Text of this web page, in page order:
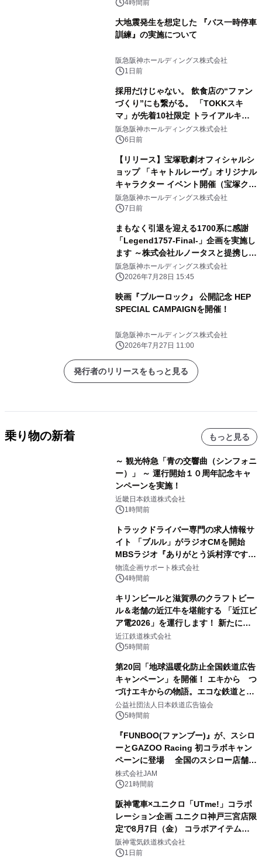
4時間前
大地震発生を想定した 『バス一時停車
訓練』の実施について
阪急阪神ホールディングス株式会社
1日前
採用だけじゃない。 飲食店の“ファン
づくり”にも繋がる。 「TOKKスキ
マ」が先着10社限定 トライアルキャ
ンペーンを開始
阪急阪神ホールディングス株式会社
6日前
【リリース】宝塚歌劇オフィシャルシ
ョップ 「キャトルレーヴ」オリジナル
キャラクター イベント開催（宝塚クリ
エイティブアーツ）
阪急阪神ホールディングス株式会社
7日前
まもなく引退を迎える1700系に感謝
「Legend1757-Final-」企画を実施し
ます ～株式会社ルノータスと提携し
「Legend1757記念腕時計」を発売し
ます～
阪急阪神ホールディングス株式会社
2026年7月28日 15:45
映画『ブルーロック』 公開記念 HEP
SPECIAL CAMPAIGNを開催！
阪急阪神ホールディングス株式会社
2026年7月27日 11:00
発行者のリリースをもっと見る
乗り物の新着 もっと見る
～ 観光特急「青の交響曲（シンフォニ
ー）」 ～ 運行開始１０周年記念キャ
ンペーンを実施！
近畿日本鉄道株式会社
1時間前
トラックドライバー専門の求人情報サ
イト 「ブルル」がラジオCMを開始
MBSラジオ『ありがとう浜村淳です』
にて8月1日(土)より
物流企画サポート株式会社
4時間前
キリンビールと滋賀県のクラフトビー
ル＆老舗の近江牛を堪能する 「近江ビ
ア電2026」を運行します！ 新たに
「長濱浪漫ビール」が参加！キリン一
番搾り飲み放題が復活！
近江鉄道株式会社
5時間前
第20回「地球温暖化防止全国鉄道広告
キャンペーン」を開催！ エキから つ
づけエキからの物語。エコな鉄道とと
もに。
公益社団法人日本鉄道広告協会
5時間前
『FUNBOO(ファンブー)』が、スシロ
ーとGAZOO Racing 初コラボキャン
ペーンに登場 全国のスシロー店舗で
GR 4車種の FUNBOO(ミニカー)付き
メニューが展開されます
株式会社JAM
21時間前
阪神電車×ユニクロ「UTme!」コラボ
レーション企画 ユニクロ神戸三宮店限
定で8月7日（金） コラボアイテムが
発売決定！
阪神電気鉄道株式会社
1日前